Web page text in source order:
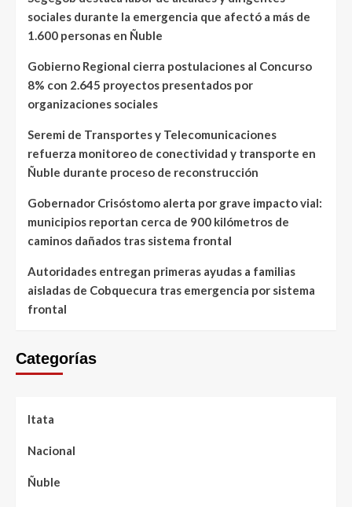
sociales durante la emergencia que afectó a más de
1.600 personas en Ñuble
Gobierno Regional cierra postulaciones al Concurso
8% con 2.645 proyectos presentados por
organizaciones sociales
Seremi de Transportes y Telecomunicaciones
refuerza monitoreo de conectividad y transporte en
Ñuble durante proceso de reconstrucción
Gobernador Crisóstomo alerta por grave impacto vial:
municipios reportan cerca de 900 kilómetros de
caminos dañados tras sistema frontal
Autoridades entregan primeras ayudas a familias
aisladas de Cobquecura tras emergencia por sistema
frontal
Categorías
Itata
Nacional
Ñuble